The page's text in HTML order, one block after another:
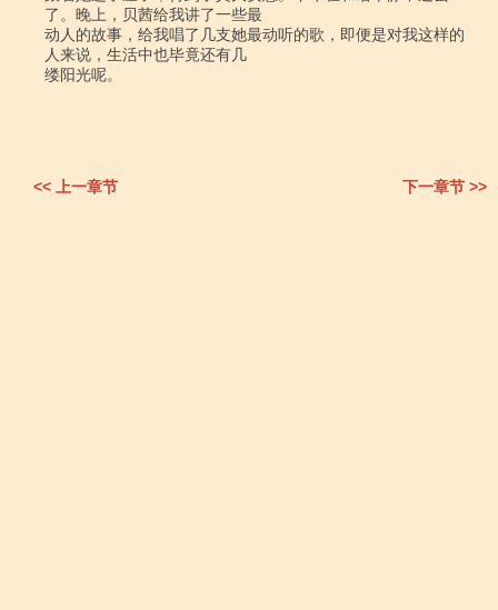
<< 上一章节 下一章节 >>